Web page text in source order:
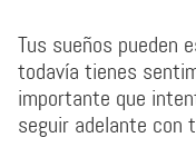
Tus sueños pueden
todavía tienes
importante que
seguir adelante con